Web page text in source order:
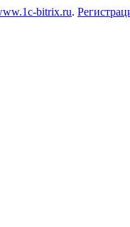
bitrix.ru.